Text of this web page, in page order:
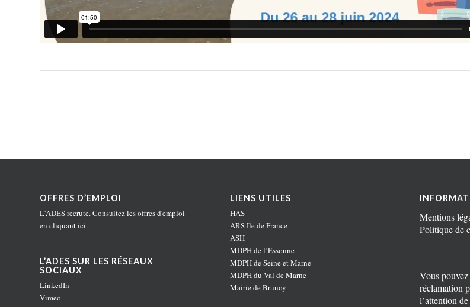
OFFRES D’EMPLOI
L'ADES recrute. Consultez les offres d'emploi
en cliquant ici.
L’ADES SUR LES RÉSEAUX
SOCIAUX
LinkedIn
Vimeo
LIENS UTILES
HAS
ARS Ile de France
ASH
MDPH de l’Essonne
MDPH de Seine et Marne
MDPH du Val de Marne
Mairie de Brunoy
Mentions
Politique de
Vous
réclamation
l’attention